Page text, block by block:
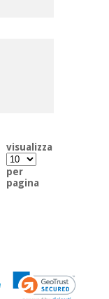
visualizza
per
pagina